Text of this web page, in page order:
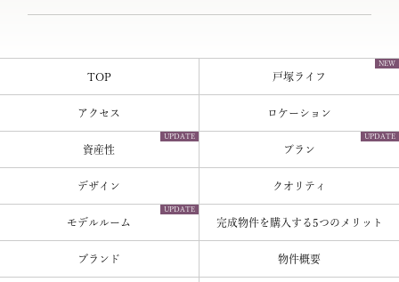
TOP 戸塚ライフ
NEW
アクセス ロケーション
資産性
UPDATE
プラン
UPDATE
デザイン クオリティ
モデルルーム
UPDATE
完成物件を購入する 5つのメリット
ブランド 物件概要